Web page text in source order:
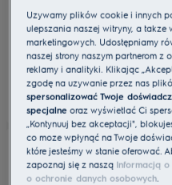
Używamy plików cookie i innych
ulepszania naszej witryny, a także
marketingowych. Udostępniamy
naszej strony naszym partnerom z
reklamy i analityki. Klikając
zgodę na używanie przez nas
spersonalizować Twoje
specjalne oraz wyświetlać Ci
„Kontynuuj bez akceptacji",
co może wpłynąć na Twoje
które jesteśmy w stanie oferować.
zapoznaj się z naszą Informacją
o ochronie danych osobowych.